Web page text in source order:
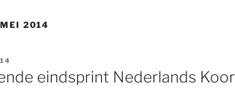
MEI 2014
eindsprint Nederlands Koor